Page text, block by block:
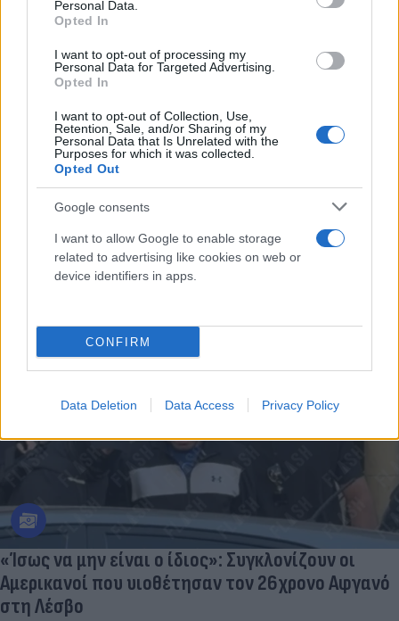
Personal Data.
Opted In
I want to opt-out of processing my
Personal Data for Targeted Advertising.
Opted In
I want to opt-out of Collection, Use,
Retention, Sale, and/or Sharing of my
Personal Data that Is Unrelated with the
Purposes for which it was collected.
Opted Out
Google consents
I want to allow Google to enable storage
related to advertising like cookies on web or
device identifiers in apps.
CONFIRM
Data Deletion Data Access Privacy Policy
καταψύκτη τη σορό του πατέρα του
«Ίσως να μην είναι ο ίδιος»: Συγκλονίζουν οι
Αμερικανοί που υιοθέτησαν τον 26χρονο Αφγανό
στη Λέσβο